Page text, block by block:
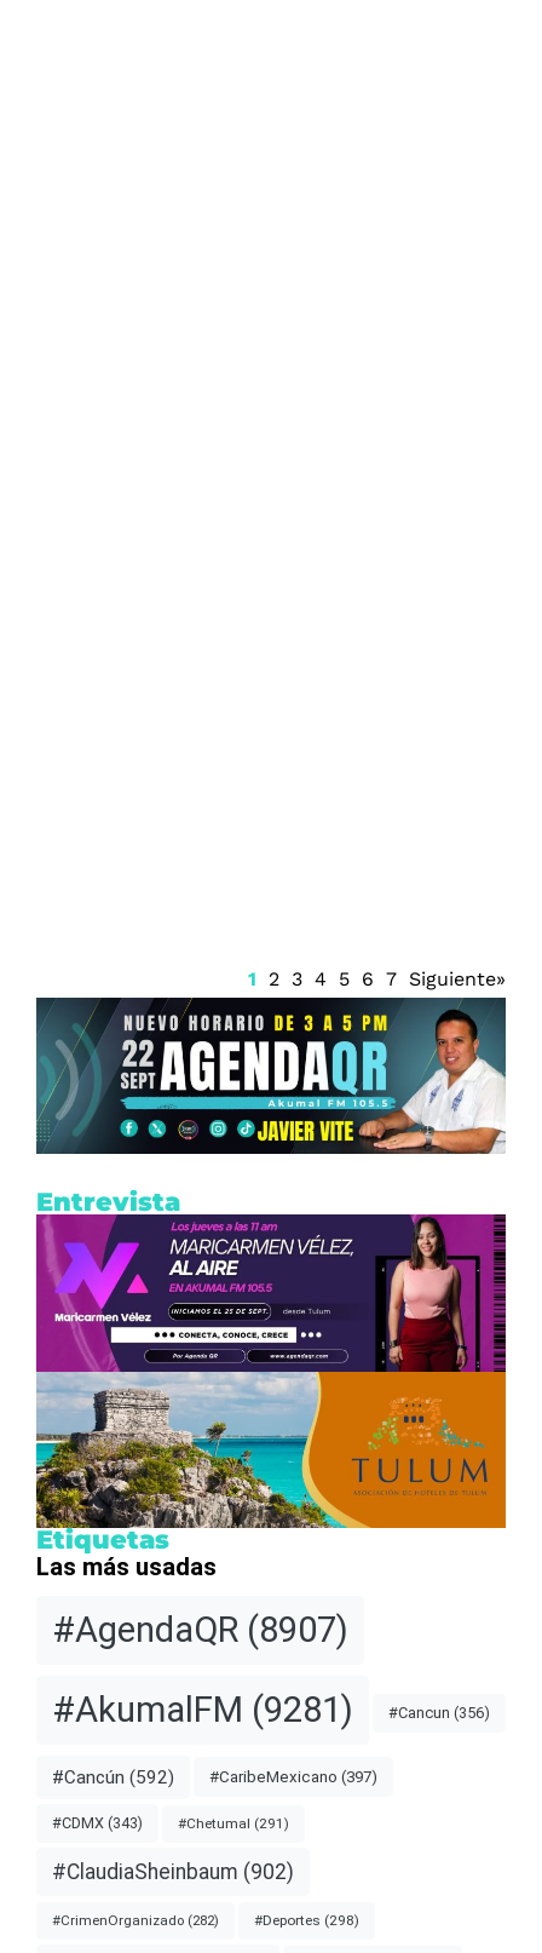
1 2 3 4 5 6 7 Siguiente»
Entrevista
Etiquetas
Las más usadas
#AgendaQR (8907)
#AkumalFM (9281) #Cancun (356)
#Cancún (592) #CaribeMexicano (397)
#CDMX (343) #Chetumal (291)
#ClaudiaSheinbaum (902)
#CrimenOrganizado (282) #Deportes (298)